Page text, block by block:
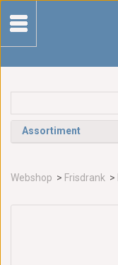
Assortiment
Webshop > Frisdrank >